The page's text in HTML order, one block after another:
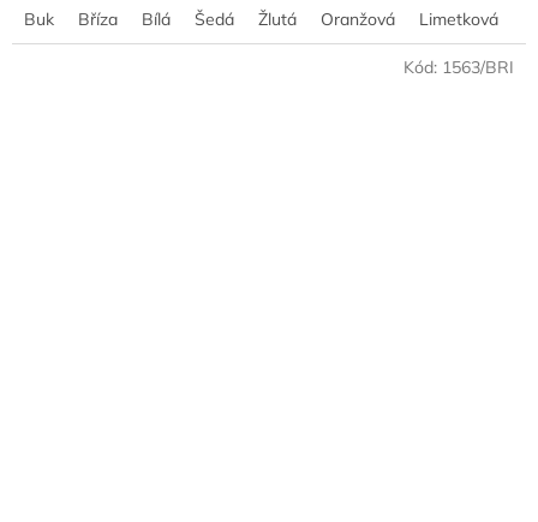
Buk Bříza Bílá Šedá Žlutá Oranžová Limetková
Kód: 1563/BRI